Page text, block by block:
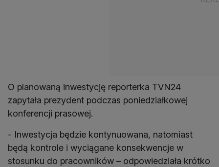
O planowaną inwestycję reporterka TVN24
zapytała prezydent podczas poniedziałkowej
konferencji prasowej.
- Inwestycja będzie kontynuowana, natomiast
będą kontrole i wyciągane konsekwencje w
stosunku do pracowników – odpowiedziała krótko